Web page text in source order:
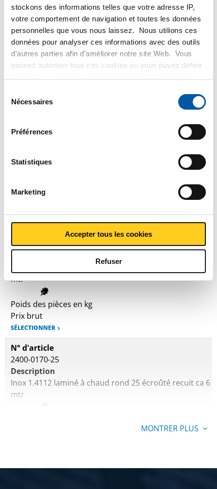
stockons des informations telles que votre adresse IP,
votre comportement de navigation et toutes les données
personnelles que vous nous laissez. Nous utilions ces
données pour analyser ces informations avec des outils
d'autres parties afin d'améliorer notre site Web. Vous
pouvez autoriser tous ces cookies ou vous puvez définir
plus d'informations sur les cookies que nous conservons
et les parties avec lesquelles nous travaillons dans notre
règlementICI
Nécessaires
Préférences
Statistiques
Marketing
Accepter tous les cookies
Refuser
Liste de prix bruts: Inox
1.4112 laminé à chaud rond
écroute recuit
2400-0170-20
Inox 1.4112 laminé à chaud rond 20 écroûté recuit ca 6
mtr
Poids des pièces en kg
2400-0170-22
Inox 1.4112 laminé à chaud rond 22 écroûté recuit ca 6
mtr
Poids des pièces en kg
Prix brut
SÉLECTIONNER
N° d'article
2400-0170-25
Description
Inox 1.4112 laminé à chaud rond 25 écroûté recuit ca 6
mtr
MONTRER PLUS